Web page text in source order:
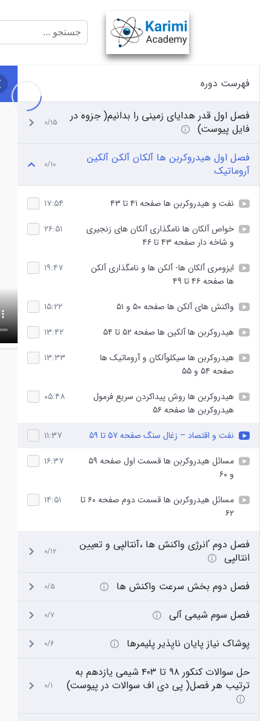
فهرست دوره
فصل اول قدر هدایای زمینی را بدانیم( جزوه در
فایل پیوست)
۰/۱۵
فصل اول هیدروکربن ها آلکان آلکن آلکین
آروماتیک
۰/۱۰
نفت و هیدروکربن ها صفحه ۴۱ تا ۴۳
۱۷:۵۴
خواص آلکان ها نامگذاری آلکان های زنجیری
و شاخه دار صفحه ۴۳ تا ۴۶
۲۶:۵۱
ایزومری آلکان ها- آلکن ها و نامگذاری آلکن
ها صفحه ۴۶ تا ۴۹
۱۹:۴۷
واکنش های آلکن ها صفحه ۵۰ و ۵۱
۱۵:۲۲
هیدروکربن ها آلکین ها صفحه ۵۲ تا ۵۴
۱۳:۴۲
هیدروکربن ها سیکلوآلکان و آروماتیک ها
صفحه ۵۴ و ۵۵
۱۳:۳۳
هیدروکربن ها روش پیداکردن سریع فرمول
هیدروکربن ها صفحه ۵۶
۰۵:۴۸
نفت و اقتصاد – زغال سنگ صفحه ۵۷ تا ۵۹
۱۱:۳۷
مسائل هیدروکربن ها قسمت اول صفحه ۵۹
و ۶۰
۱۶:۳۷
مسائل هیدروکربن ها قسمت دوم صفحه ۶۰ تا
۶۲
۱۴:۵۱
فصل دوم ‘انرژی واکنش ها ،آنتالپی و تعیین
انتالپی
۰/۱۲
فصل دوم بخش سرعت واکنش ها ۰/۵
فصل سوم شیمی آلی ۰/۷
پوشاک نیاز پایان ناپذیر پلیمرها ۰/۶
حل سوالات کنکور ۹۸ تا ۴۰۳ شیمی یازدهم به
ترتیب هر فصل( پی دی اف سوالات در پیوست)
۰/۱